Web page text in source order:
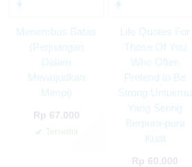
Menembus Batas
(Perjuangan
Dalam
Mewujudkan
Mimpi)
Rp 67.000
Tersedia
Life Quotes For
Those Of You
Who Often
Pretend to Be
Strong Untukmu
Yang Sering
Berpura-pura
Kuat
Rp 60.000